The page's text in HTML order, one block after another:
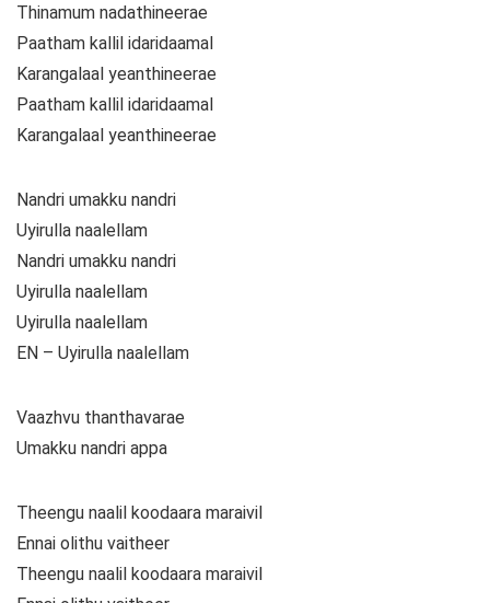
Thinamum nadathineerae
Paatham kallil idaridaamal
Karangalaal yeanthineerae
Paatham kallil idaridaamal
Karangalaal yeanthineerae
Nandri umakku nandri
Uyirulla naalellam
Nandri umakku nandri
Uyirulla naalellam
Uyirulla naalellam
EN – Uyirulla naalellam
Vaazhvu thanthavarae
Umakku nandri appa
Theengu naalil koodaara maraivil
Ennai olithu vaitheer
Theengu naalil koodaara maraivil